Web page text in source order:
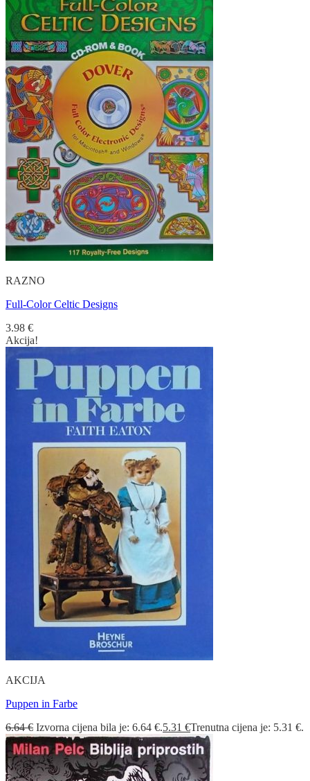
RAZNO
Full-Color Celtic Designs
3.98 €
Akcija!
AKCIJA
Puppen in Farbe
6.64€ Izvorna cijena bila je: 6.64 €.5.31 €Trenutna cijena je: 5.31 €.